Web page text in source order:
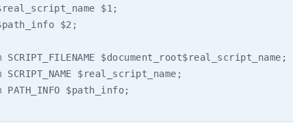
$1;
$2;
SCRIPT_FILENAME $document_root$real_script_name;
SCRIPT_NAME $real_script_name;
PATH_INFO $path_info;